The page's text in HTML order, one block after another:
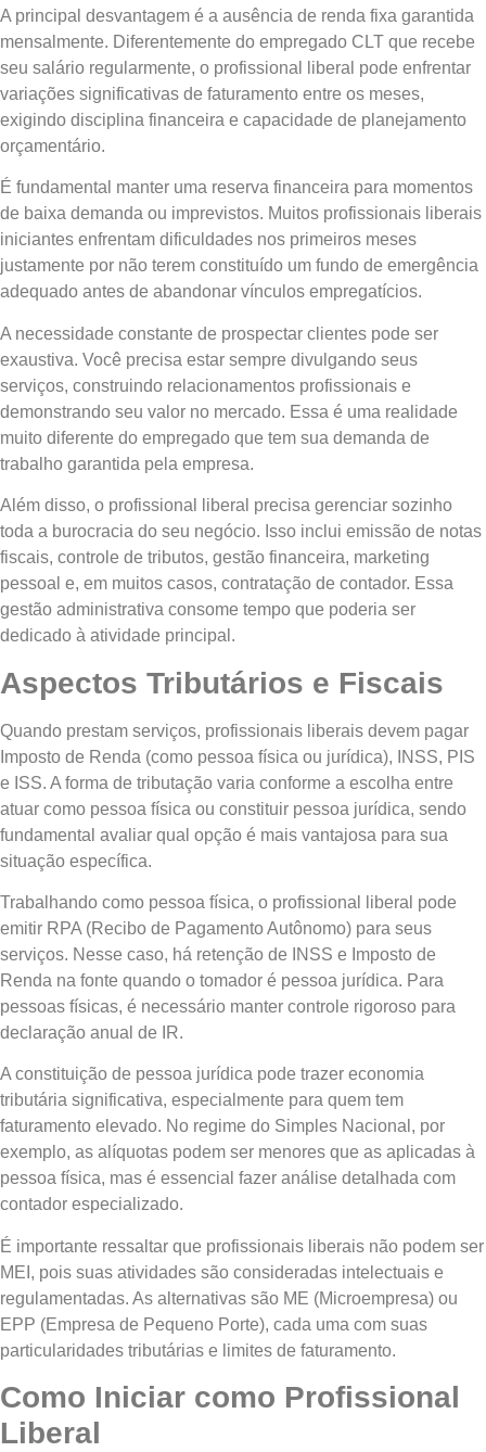
A principal desvantagem é a ausência de renda fixa garantida
mensalmente. Diferentemente do empregado CLT que recebe
seu salário regularmente, o profissional liberal pode enfrentar
variações significativas de faturamento entre os meses,
exigindo disciplina financeira e capacidade de planejamento
orçamentário.
É fundamental manter uma reserva financeira para momentos
de baixa demanda ou imprevistos. Muitos profissionais liberais
iniciantes enfrentam dificuldades nos primeiros meses
justamente por não terem constituído um fundo de emergência
adequado antes de abandonar vínculos empregatícios.
A necessidade constante de prospectar clientes pode ser
exaustiva. Você precisa estar sempre divulgando seus
serviços, construindo relacionamentos profissionais e
demonstrando seu valor no mercado. Essa é uma realidade
muito diferente do empregado que tem sua demanda de
trabalho garantida pela empresa.
Além disso, o profissional liberal precisa gerenciar sozinho
toda a burocracia do seu negócio. Isso inclui emissão de notas
fiscais, controle de tributos, gestão financeira, marketing
pessoal e, em muitos casos, contratação de contador. Essa
gestão administrativa consome tempo que poderia ser
dedicado à atividade principal.
Aspectos Tributários e Fiscais
Quando prestam serviços, profissionais liberais devem pagar
Imposto de Renda (como pessoa física ou jurídica), INSS, PIS
e ISS. A forma de tributação varia conforme a escolha entre
atuar como pessoa física ou constituir pessoa jurídica, sendo
fundamental avaliar qual opção é mais vantajosa para sua
situação específica.
Trabalhando como pessoa física, o profissional liberal pode
emitir RPA (Recibo de Pagamento Autônomo) para seus
serviços. Nesse caso, há retenção de INSS e Imposto de
Renda na fonte quando o tomador é pessoa jurídica. Para
pessoas físicas, é necessário manter controle rigoroso para
declaração anual de IR.
A constituição de pessoa jurídica pode trazer economia
tributária significativa, especialmente para quem tem
faturamento elevado. No regime do Simples Nacional, por
exemplo, as alíquotas podem ser menores que as aplicadas à
pessoa física, mas é essencial fazer análise detalhada com
contador especializado.
É importante ressaltar que profissionais liberais não podem ser
MEI, pois suas atividades são consideradas intelectuais e
regulamentadas. As alternativas são ME (Microempresa) ou
EPP (Empresa de Pequeno Porte), cada uma com suas
particularidades tributárias e limites de faturamento.
Como Iniciar como Profissional
Liberal